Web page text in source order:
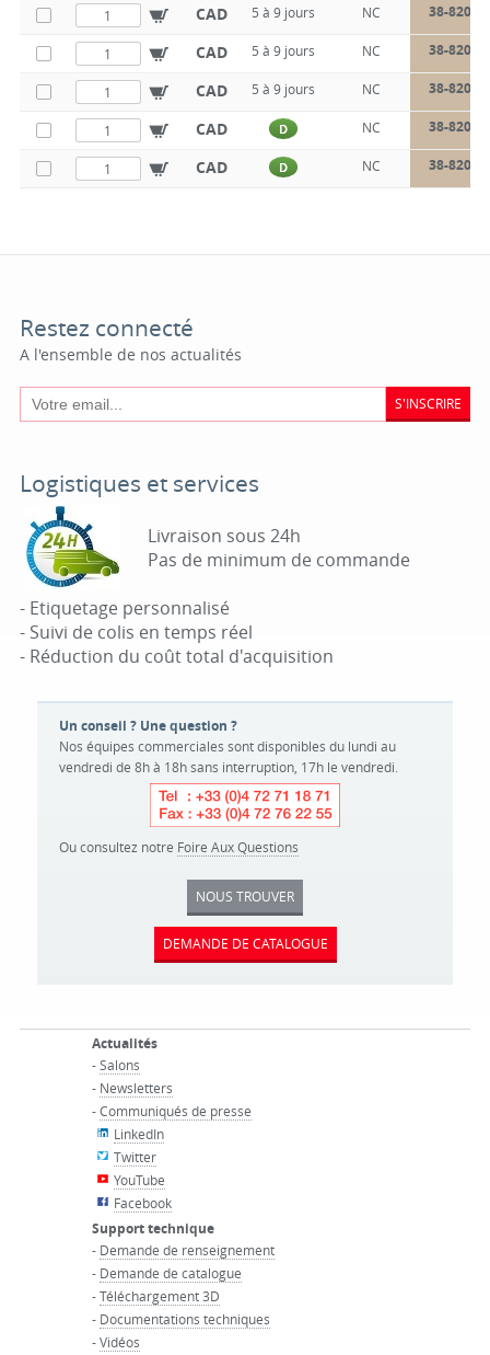
CAD 5 à 9 jours NC 38-820-
CAD 5 à 9 jours NC 38-820-
CAD 5 à 9 jours NC 38-820-
CAD D NC 38-820-
CAD D NC 38-820-
Restez connecté
A l'ensemble de nos actualités
S'INSCRIRE
Logistiques et services
Livraison sous 24h
Pas de minimum de commande
- Etiquetage personnalisé
- Suivi de colis en temps réel
- Réduction du coût total d'acquisition
Un conseil ? Une question ?
Nos équipes commerciales sont disponibles du lundi au
vendredi de 8h à 18h sans interruption, 17h le vendredi.
Ou consultez notre Foire Aux Questions
NOUS TROUVER
DEMANDE DE CATALOGUE
Actualités
-Salons
- Newsletters
-Communiqués de presse
LinkedIn
Twitter
YouTube
Facebook
Support technique
- Demande de renseignement
- Demande de catalogue
-Téléchargement 3D
- Documentations techniques
-Vidéos